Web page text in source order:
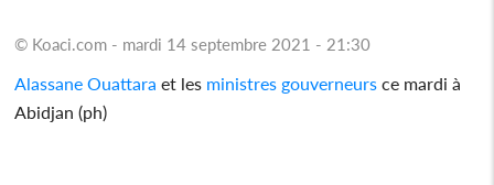
© Koaci.com - mardi 14 septembre 2021 - 21:30
Alassane Ouattara et les ministres gouverneurs ce mardi à
Abidjan (ph)